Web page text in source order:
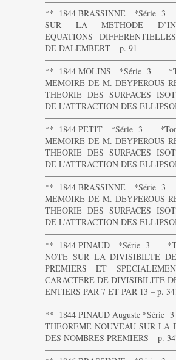
** 1844 BRASSINNE *Série
SUR LA METHODE
EQUATIONS
DE DALEMBERT – p. 91
** 1844 MOLINS *Série 3
MEMOIRE DE M. DEYPEROUS
THEORIE DES SURFACES
DE L’ATTRACTION DES
** 1844 PETIT *Série 3
MEMOIRE DE M. DEYPEROUS
THEORIE DES SURFACES
DE L’ATTRACTION DES
** 1844 BRASSINNE *Série
MEMOIRE DE M. DEYPEROUS
THEORIE DES SURFACES
DE L’ATTRACTION DES
** 1844 PINAUD *Série 3
NOTE SUR LA DIVISIBILTE
PREMIERS ET
CARACTERE DE DIVISIBILITE
ENTIERS PAR 7 ET PAR 13 – p.
** 1844 PINAUD Auguste
THEOREME NOUVEAU SUR
DES NOMBRES PREMIERS – p.